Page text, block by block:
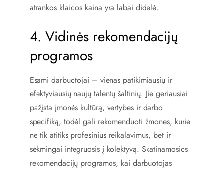
atrankos klaidos kaina yra labai didelė.
4. Vidinės rekomendacijų
programos
Esami darbuotojai – vienas patikimiausių ir
efektyviausių naujų talentų šaltinių. Jie geriausiai
pažįsta įmonės kultūrą, vertybes ir darbo
specifiką, todėl gali rekomenduoti žmones, kurie
ne tik atitiks profesinius reikalavimus, bet ir
sėkmingai integruosis į kolektyvą. Skatinamosios
rekomendacijų programos, kai darbuotojas